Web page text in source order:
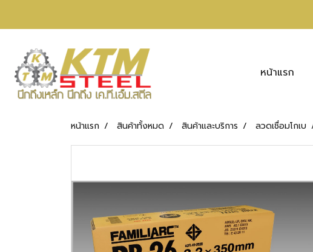
หน้าแรก
หน้าแรก สินค้าทั้งหมด สินค้าและบริการ ลวดเชื่อมโกเบ